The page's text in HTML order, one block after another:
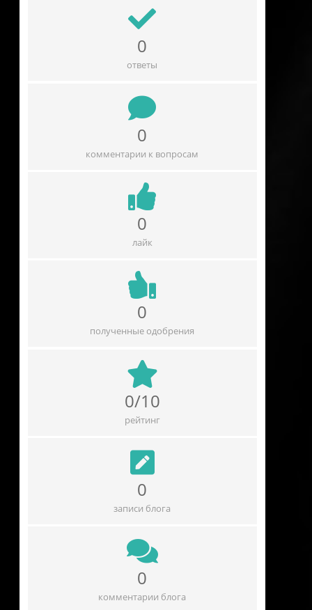
0
ответы
0
комментарии к вопросам
0
лайк
0
полученные одобрения
0/10
рейтинг
0
записи блога
0
комментарии блога